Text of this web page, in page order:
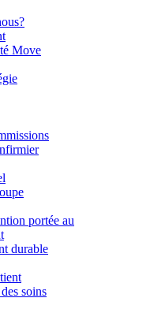
Move
portée au
durable
soins